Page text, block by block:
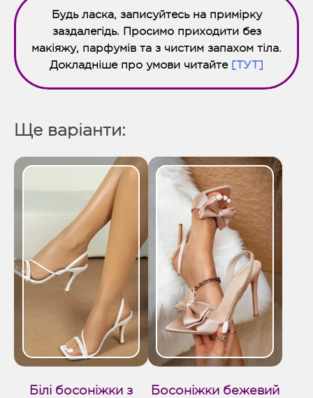
Будь ласка, записуйтесь на примірку
заздалегідь. Просимо приходити без
макіяжу, парфумів та з чистим запахом тіла.
Докладніше про умови читайте [ТУТ]
Ще варіанти:
Білі босоніжки з
Босоніжки бежевий